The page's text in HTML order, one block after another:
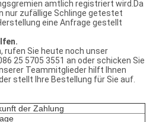
amtlich registriert wird.Da
nur zufällige Schlinge getestet
eine Anfrage gestellt
rufen Sie heute noch unser
25 5705 3551 an oder schicken Sie
Teammitglieder hilft Ihnen
stellt Ihre Bestellung für Sie auf.
der Zahlung